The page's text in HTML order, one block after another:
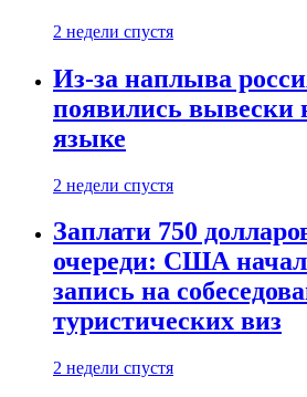
2 недели спустя
Из-за наплыва
появились вывески
языке
2 недели спустя
Заплати 750
очереди: США
запись на
туристических виз
2 недели спустя